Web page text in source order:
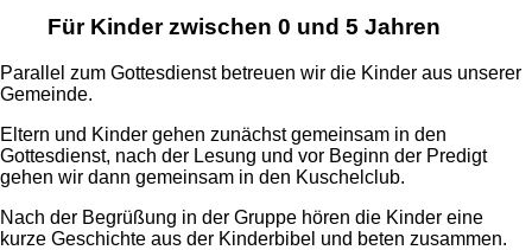
Für Kinder zwischen 0 und 5 Jahren
Parallel zum Gottesdienst betreuen wir die Kinder aus unserer
Gemeinde.
Eltern und Kinder gehen zunächst gemeinsam in den
Gottesdienst, nach der Lesung und vor Beginn der Predigt
gehen wir dann gemeinsam in den Kuschelclub.
Nach der Begrüßung in der Gruppe hören die Kinder eine
kurze Geschichte aus der Kinderbibel und beten zusammen.